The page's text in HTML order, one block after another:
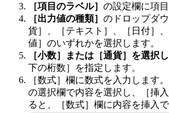
［項目のラベル］ の設定欄に項
［出力値の種類］ のドロップダ
貨］、［テキスト］、［日付］
値］のいずれかを選択します。
［小数］または［通貨］を選択
下の桁数］を指定します。
［数式］欄に数式を入力します
の選択欄で内容を選択し、［挿
ると、［数式］欄に内容を挿入で